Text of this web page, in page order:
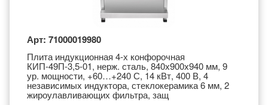
Арт: 71000019980
Плита индукционная 4-х конфорочная
КИП-49П-3,5-01, нерж. сталь, 840х900х940 мм, 9
ур. мощности, +60…+240 С, 14 кВт, 400 В, 4
независимых индуктора, стеклокерамика 6 мм, 2
жироулавливающих фильтра, защ